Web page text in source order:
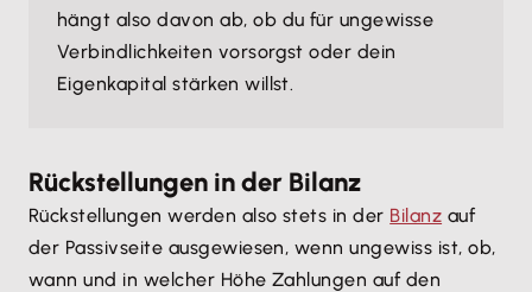
hängt also davon ab, ob du für ungewisse
Verbindlichkeiten vorsorgst oder dein
Eigenkapital stärken willst.
Rückstellungen in der Bilanz
Rückstellungen werden also stets in der Bilanz auf
der Passivseite ausgewiesen, wenn ungewiss ist, ob,
wann und in welcher Höhe Zahlungen auf den